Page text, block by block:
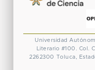
Universidad
Literario #100. Col.
2262300 Toluca,